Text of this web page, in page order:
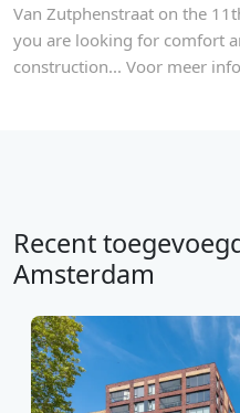
Van Zutphenstraat on the
you are looking for comfort
construction... Voor meer
Recent
Amsterdam